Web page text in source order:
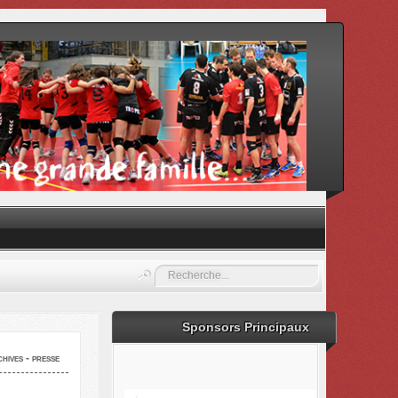
Rechercher
- presse
Sponsors Principaux